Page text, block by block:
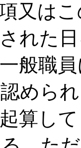
又は
れた
般職
めら
算し